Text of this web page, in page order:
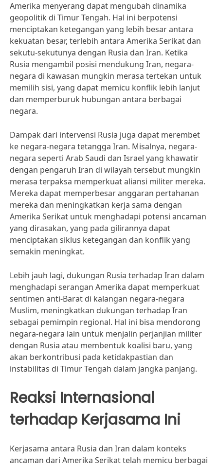
Amerika menyerang dapat mengubah dinamika
geopolitik di Timur Tengah. Hal ini berpotensi
menciptakan ketegangan yang lebih besar antara
kekuatan besar, terlebih antara Amerika Serikat dan
sekutu-sekutunya dengan Rusia dan Iran. Ketika
Rusia mengambil posisi mendukung Iran, negara-
negara di kawasan mungkin merasa tertekan untuk
memilih sisi, yang dapat memicu konflik lebih lanjut
dan memperburuk hubungan antara berbagai
negara.
Dampak dari intervensi Rusia juga dapat merembet
ke negara-negara tetangga Iran. Misalnya, negara-
negara seperti Arab Saudi dan Israel yang khawatir
dengan pengaruh Iran di wilayah tersebut mungkin
merasa terpaksa memperkuat aliansi militer mereka.
Mereka dapat memperbesar anggaran pertahanan
mereka dan meningkatkan kerja sama dengan
Amerika Serikat untuk menghadapi potensi ancaman
yang dirasakan, yang pada gilirannya dapat
menciptakan siklus ketegangan dan konflik yang
semakin meningkat.
Lebih jauh lagi, dukungan Rusia terhadap Iran dalam
menghadapi serangan Amerika dapat memperkuat
sentimen anti-Barat di kalangan negara-negara
Muslim, meningkatkan dukungan terhadap Iran
sebagai pemimpin regional. Hal ini bisa mendorong
negara-negara lain untuk menjalin perjanjian militer
dengan Rusia atau membentuk koalisi baru, yang
akan berkontribusi pada ketidakpastian dan
instabilitas di Timur Tengah dalam jangka panjang.
Reaksi Internasional
terhadap Kerjasama Ini
Kerjasama antara Rusia dan Iran dalam konteks
ancaman dari Amerika Serikat telah memicu berbagai